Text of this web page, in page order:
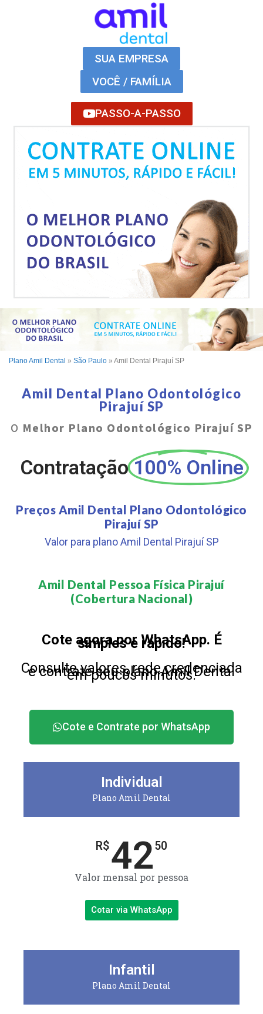
SUA EMPRESA
VOCÊ / FAMÍLIA
PASSO-A-PASSO
Plano Amil Dental » São Paulo » Amil Dental Pirajuí SP
Amil Dental Plano Odontológico
Pirajuí SP
O Melhor Plano Odontológico Pirajuí SP
Contratação 100% Online
Preços Amil Dental Plano Odontológico
Pirajuí SP
Valor para plano Amil Dental Pirajuí SP
Amil Dental Pessoa Física Pirajuí
(Cobertura Nacional)​
Cote agora por WhatsApp. É
simples e rápido!
Consulte valores, rede credenciada
e contrate seu plano Amil Dental
em poucos minutos.
Cote e Contrate por WhatsApp
Individual
Plano Amil Dental
R$4250
Valor mensal por pessoa
Cotar via WhatsApp
Infantil
Plano Amil Dental